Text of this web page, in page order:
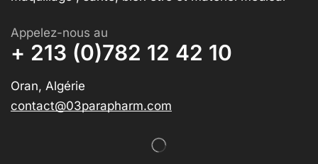
Appelez-nous au
+ 213 (0)782 12 42 10
Oran, Algérie
contact@03parapharm.com